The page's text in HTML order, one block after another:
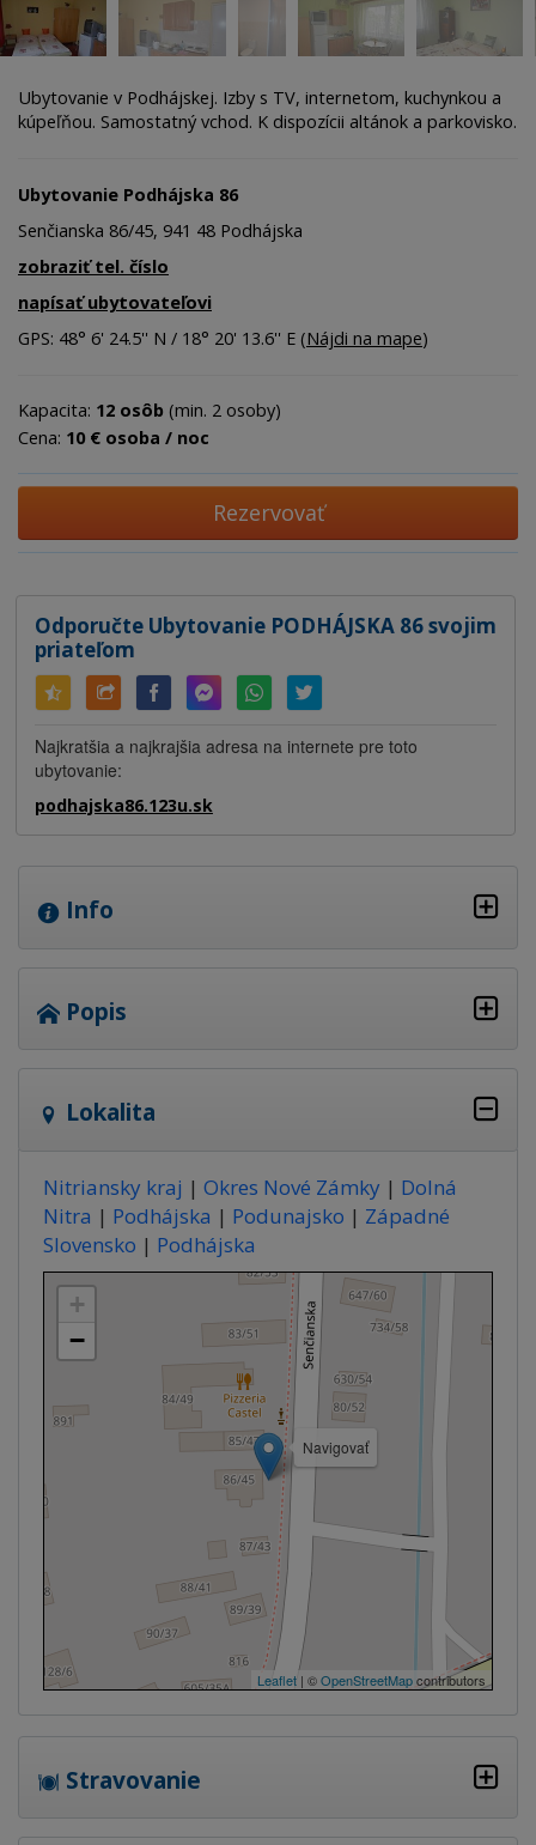
Ubytovanie v Podhájskej. Izby s TV, internetom, kuchynkou a
kúpeľňou. Samostatný vchod. K dispozícii altánok a parkovisko.
Ubytovanie Podhájska 86
Senčianska 86/45, 941 48 Podhájska
zobraziť tel. číslo
napísať ubytovateľovi
GPS: 48° 6' 24.5'' N / 18° 20' 13.6'' E (Nájdi na mape)
Kapacita: 12 osôb (min. 2 osoby)
Cena: 10 € osoba / noc
Rezervovať
Odporučte Ubytovanie PODHÁJSKA 86 svojim
priateľom
Najkratšia a najkrajšia adresa na internete pre toto
ubytovanie:
podhajska86.123u.sk
Info
Popis
Lokalita
Nitriansky kraj | Okres Nové Zámky | Dolná
Nitra | Podhájska | Podunajsko | Západné
Slovensko | Podhájska
Navigovať
+
−
Leaflet | ©OpenStreetMapcontributors
Stravovanie